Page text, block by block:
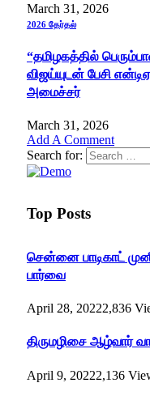
March 31, 2026
2026 தேர்தல்
“தமிழகத்தில்
விஜய்யுடன் பேசி
அமைச்சர்
March 31, 2026
Add A Comment
Search for:
Top Posts
சென்னை பாடிகாட்
பார்வை
April 28, 20222,836
திருமழிசை ஆழ்வார்
April 9, 20222,136